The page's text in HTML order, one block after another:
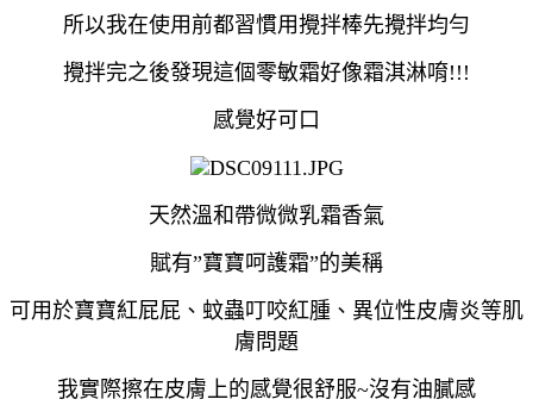
所以我在使用前都習慣用攪拌棒先攪拌均勻
攪拌完之後發現這個零敏霜好像霜淇淋唷!!!
感覺好可口
天然溫和帶微微乳霜香氣
賦有”寶寶呵護霜”的美稱
可用於寶寶紅屁屁、蚊蟲叮咬紅腫、異位性皮膚炎等肌
膚問題
我實際擦在皮膚上的感覺很舒服~沒有油膩感